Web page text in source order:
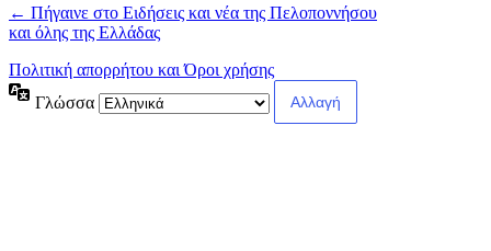
← Πήγαινε στο Ειδήσεις και νέα της Πελοποννήσου
και όλης της Ελλάδας
Πολιτική απορρήτου και Όροι χρήσης
Γλώσσα